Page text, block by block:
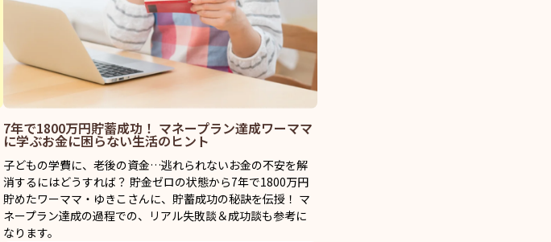
7年で1800万円貯蓄成功！ マネープラン達成ワーママ
に学ぶお金に困らない生活のヒント
子どもの学費に、老後の資金…逃れられないお金の不安を解
消するにはどうすれば？ 貯金ゼロの状態から7年で1800万円
貯めたワーママ・ゆきこさんに、貯蓄成功の秘訣を伝授！ マ
ネープラン達成の過程での、リアル失敗談＆成功談も参考に
なります。